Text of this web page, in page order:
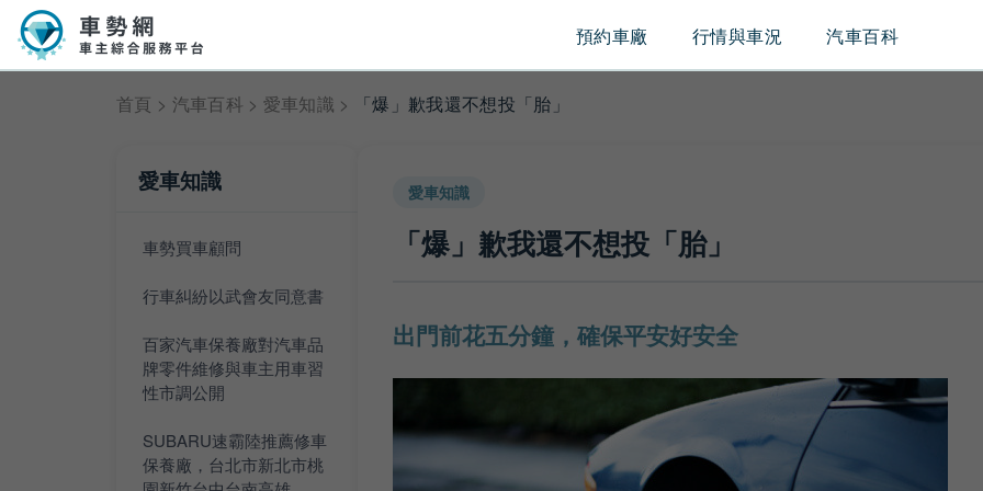
預約車廠 行情與車況 汽車百科
首頁 > 汽車百科 > 愛車知識 > 「爆」歉我還不想投「胎」
愛車知識
車勢買車顧問
行車糾紛以武會友同意書
百家汽車保養廠對汽車品
牌零件維修與車主用車習
性市調公開
SUBARU速霸陸推薦修車
保養廠，台北市新北市桃
愛車知識
「爆」歉我還不想投「胎」
出門前花五分鐘，確保平安好安全